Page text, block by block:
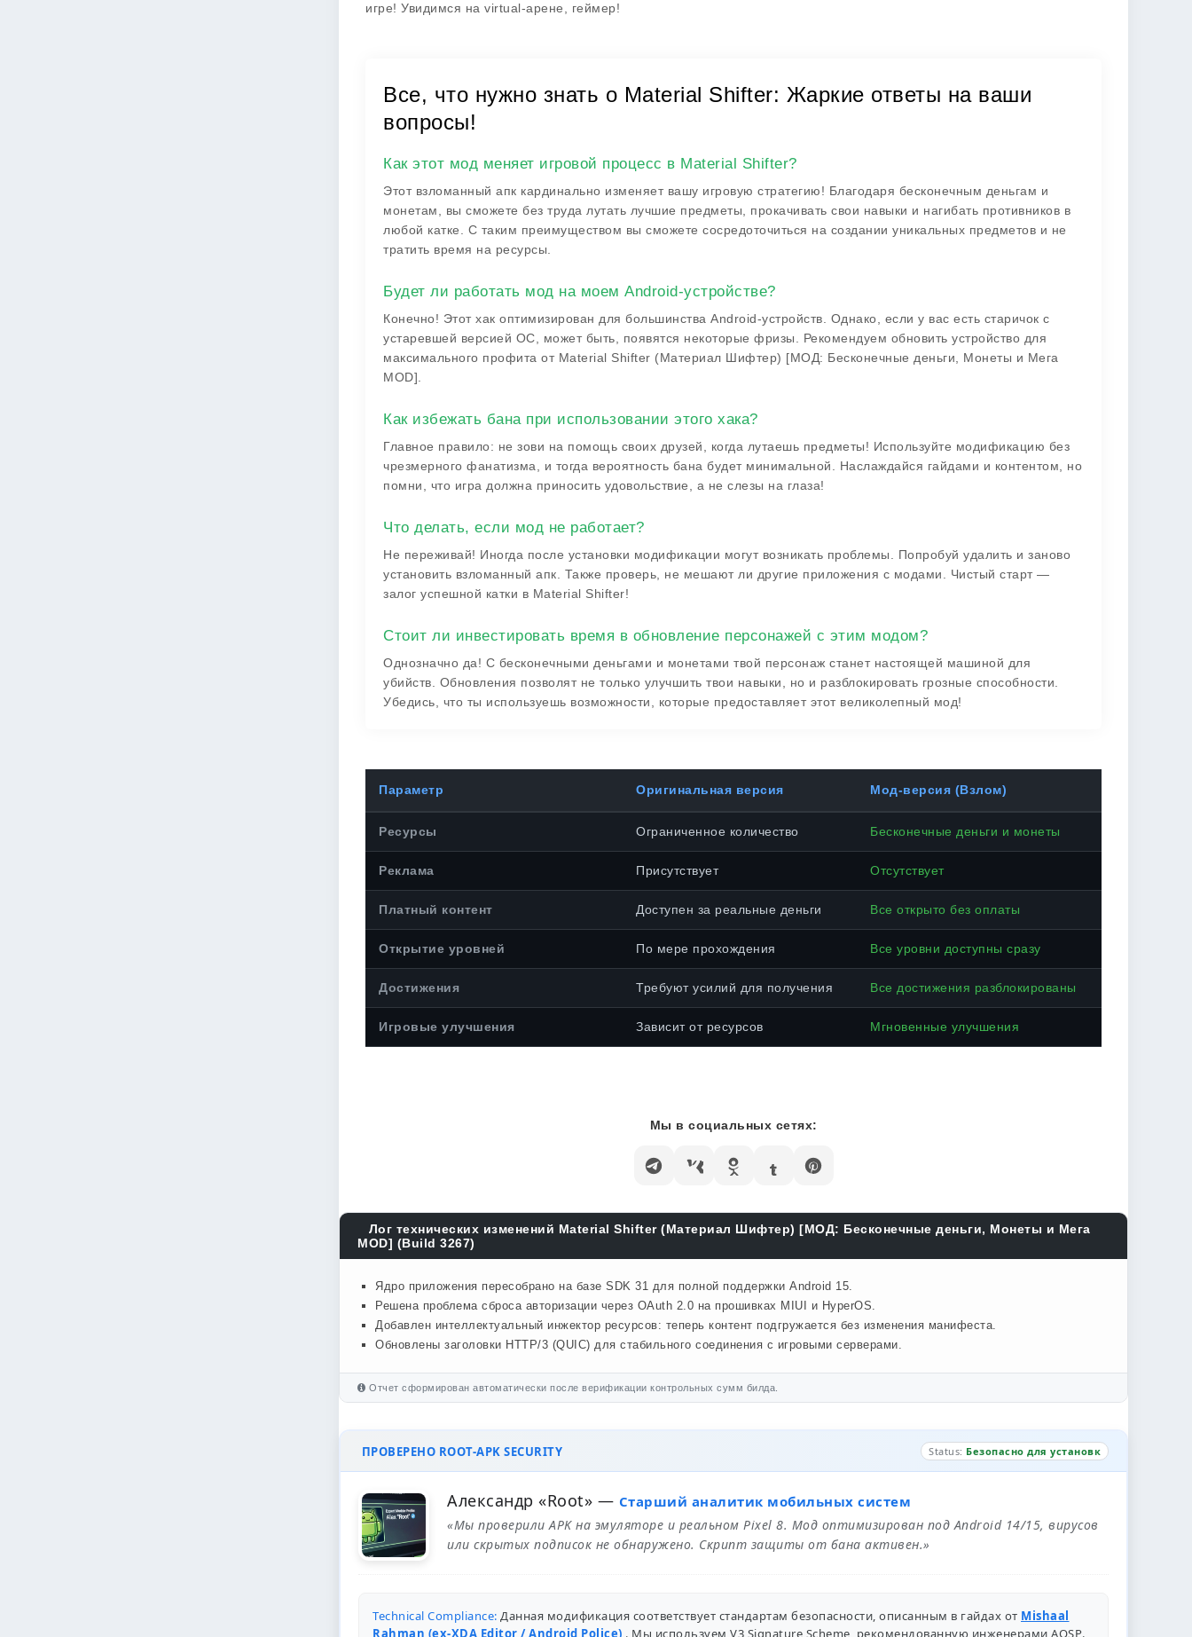
игре! Увидимся на virtual-арене, геймер!
Все, что нужно знать о Material Shifter: Жаркие ответы на ваши
вопросы!
Как этот мод меняет игровой процесс в Material Shifter?
Этот взломанный апк кардинально изменяет вашу игровую стратегию! Благодаря бесконечным деньгам и
монетам, вы сможете без труда лутать лучшие предметы, прокачивать свои навыки и нагибать противников в
любой катке. С таким преимуществом вы сможете сосредоточиться на создании уникальных предметов и не
тратить время на ресурсы.
Будет ли работать мод на моем Android-устройстве?
Конечно! Этот хак оптимизирован для большинства Android-устройств. Однако, если у вас есть старичок с
устаревшей версией ОС, может быть, появятся некоторые фризы. Рекомендуем обновить устройство для
максимального профита от Material Shifter (Материал Шифтер) [МОД: Бесконечные деньги, Монеты и Мега
MOD].
Как избежать бана при использовании этого хака?
Главное правило: не зови на помощь своих друзей, когда лутаешь предметы! Используйте модификацию без
чрезмерного фанатизма, и тогда вероятность бана будет минимальной. Наслаждайся гайдами и контентом, но
помни, что игра должна приносить удовольствие, а не слезы на глаза!
Что делать, если мод не работает?
Не переживай! Иногда после установки модификации могут возникать проблемы. Попробуй удалить и заново
установить взломанный апк. Также проверь, не мешают ли другие приложения с модами. Чистый старт —
залог успешной катки в Material Shifter!
Стоит ли инвестировать время в обновление персонажей с этим модом?
Однозначно да! С бесконечными деньгами и монетами твой персонаж станет настоящей машиной для
убийств. Обновления позволят не только улучшить твои навыки, но и разблокировать грозные способности.
Убедись, что ты используешь возможности, которые предоставляет этот великолепный мод!
Параметр Оригинальная версия Мод-версия (Взлом)
Ресурсы Ограниченное количество Бесконечные деньги и монеты
Реклама Присутствует Отсутствует
Платный контент Доступен за реальные деньги Все открыто без оплаты
Открытие уровней По мере прохождения Все уровни доступны сразу
Достижения Требуют усилий для получения Все достижения разблокированы
Игровые улучшения Зависит от ресурсов Мгновенные улучшения
Мы в социальных сетях:
Лог технических изменений Material Shifter (Материал Шифтер) [МОД: Бесконечные деньги, Монеты и Мега
MOD] (Build 3267)
Ядро приложения пересобрано на базе SDK 31 для полной поддержки Android 15.
Решена проблема сброса авторизации через OAuth 2.0 на прошивках MIUI и HyperOS.
Добавлен интеллектуальный инжектор ресурсов: теперь контент подгружается без изменения манифеста.
Обновлены заголовки HTTP/3 (QUIC) для стабильного соединения с игровыми серверами.
Отчет сформирован автоматически после верификации контрольных сумм билда.
ПРОВЕРЕНО ROOT-APK SECURITY Status: Безопасно для установк
Александр «Root» — Старший аналитик мобильных систем
«Мы проверили APK на эмуляторе и реальном Pixel 8. Мод оптимизирован под Android 14/15, вирусов
или скрытых подписок не обнаружено. Скрипт защиты от бана активен.»
Technical Compliance: Данная модификация соответствует стандартам безопасности, описанным в гайдах от Mishaal
Rahman (ex-XDA Editor / Android Police) . Мы используем V3 Signature Scheme, рекомендованную инженерами AOSP.